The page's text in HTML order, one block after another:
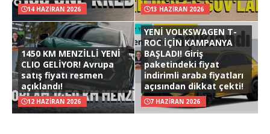
14 HAZIRAN 2026 13 HAZIRAN 2026
1450 KM MENZİLLİ YENİ
CLIO GELİYOR! Avrupa
satış fiyatı resmen
açıklandı!
12 HAZIRAN 2026
YENİ VOLKSWAGEN T-
ROC İÇİN KAMPANYA
BAŞLADI! Giriş
paketindeki fiyat
indirimli araba fiyatları
açısından dikkat çekti!
7 HAZIRAN 2026